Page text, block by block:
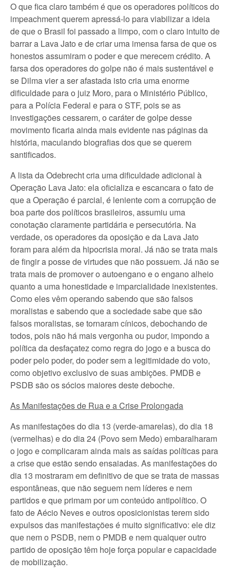
O que fica claro também é que os operadores políticos do
impeachment querem apressá-lo para viabilizar a ideia
de que o Brasil foi passado a limpo, com o claro intuito de
barrar a Lava Jato e de criar uma imensa farsa de que os
honestos assumiram o poder e que merecem crédito. A
farsa dos operadores do golpe não é mais sustentável e
se Dilma vier a ser afastada isto cria uma enorme
dificuldade para o juiz Moro, para o Ministério Público,
para a Polícia Federal e para o STF, pois se as
investigações cessarem, o caráter de golpe desse
movimento ficaria ainda mais evidente nas páginas da
história, maculando biografias dos que se querem
santificados.
A lista da Odebrecht cria uma dificuldade adicional à
Operação Lava Jato: ela oficializa e escancara o fato de
que a Operação é parcial, é leniente com a corrupção de
boa parte dos políticos brasileiros, assumiu uma
conotação claramente partidária e persecutória. Na
verdade, os operadores da oposição e da Lava Jato
foram para além da hipocrisia moral. Já não se trata mais
de fingir a posse de virtudes que não possuem. Já não se
trata mais de promover o autoengano e o engano alheio
quanto a uma honestidade e imparcialidade inexistentes.
Como eles vêm operando sabendo que são falsos
moralistas e sabendo que a sociedade sabe que são
falsos moralistas, se tornaram cínicos, debochando de
todos, pois não há mais vergonha ou pudor, impondo a
política da desfaçatez como regra do jogo e a busca do
poder pelo poder, do poder sem a legitimidade do voto,
como objetivo exclusivo de suas ambições. PMDB e
PSDB são os sócios maiores deste deboche.
As Manifestações de Rua e a Crise Prolongada
As manifestações do dia 13 (verde-amarelas), do dia 18
(vermelhas) e do dia 24 (Povo sem Medo) embaralharam
o jogo e complicaram ainda mais as saídas políticas para
a crise que estão sendo ensaiadas. As manifestações do
dia 13 mostraram em definitivo de que se trata de massas
espontâneas, que não seguem nem líderes e nem
partidos e que primam por um conteúdo antipolítico. O
fato de Aécio Neves e outros oposicionistas terem sido
expulsos das manifestações é muito significativo: ele diz
que nem o PSDB, nem o PMDB e nem qualquer outro
partido de oposição têm hoje força popular e capacidade
de mobilização.